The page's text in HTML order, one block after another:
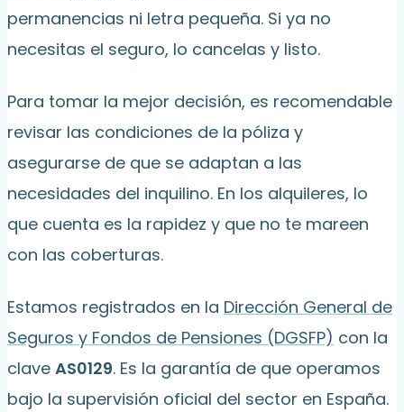
permanencias ni letra pequeña. Si ya no
necesitas el seguro, lo cancelas y listo.
Para tomar la mejor decisión, es recomendable
revisar las condiciones de la póliza y
asegurarse de que se adaptan a las
necesidades del inquilino. En los alquileres, lo
que cuenta es la rapidez y que no te mareen
con las coberturas.
Estamos registrados en la Dirección General de
Seguros y Fondos de Pensiones (DGSFP) con la
clave AS0129. Es la garantía de que operamos
bajo la supervisión oficial del sector en España.